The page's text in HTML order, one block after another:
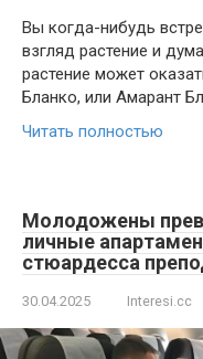
Вы когда-нибудь
взгляд растение и
растение может
Бланко, или Амарант
Читать полностью
Молодожены
личные
стюардесса
30.04.2025 Interesi.cc